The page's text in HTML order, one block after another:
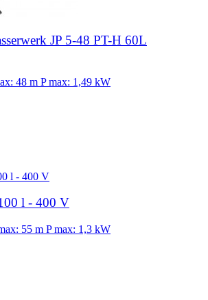
JP 5-48 PT-H 60L
48 m P max: 1,49 kW
l - 400 V
55 m P max: 1,3 kW